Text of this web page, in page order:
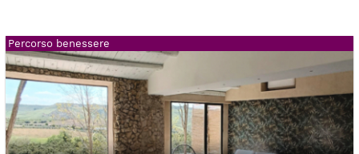
Percorso benessere